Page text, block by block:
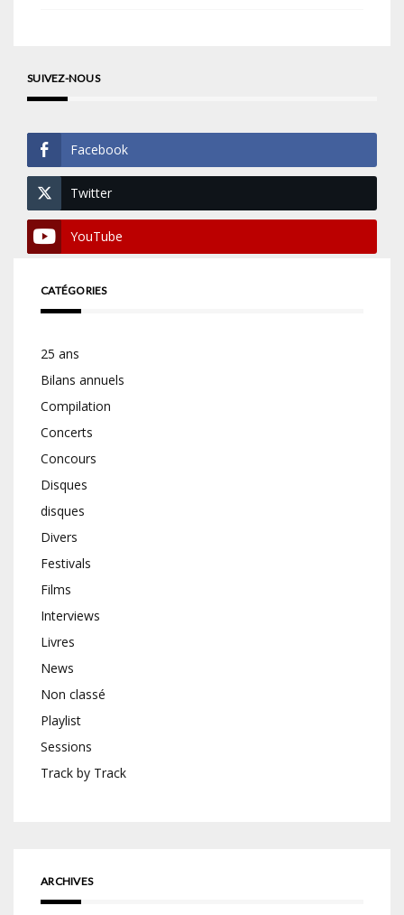
SUIVEZ-NOUS
Facebook
Twitter
YouTube
CATÉGORIES
25 ans
Bilans annuels
Compilation
Concerts
Concours
Disques
disques
Divers
Festivals
Films
Interviews
Livres
News
Non classé
Playlist
Sessions
Track by Track
ARCHIVES